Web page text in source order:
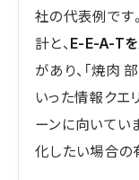
社の代表例です
計と、 E-E-A-T
があり、「焼肉
いった情報クエ
ーンに向いてい
化したい場合の